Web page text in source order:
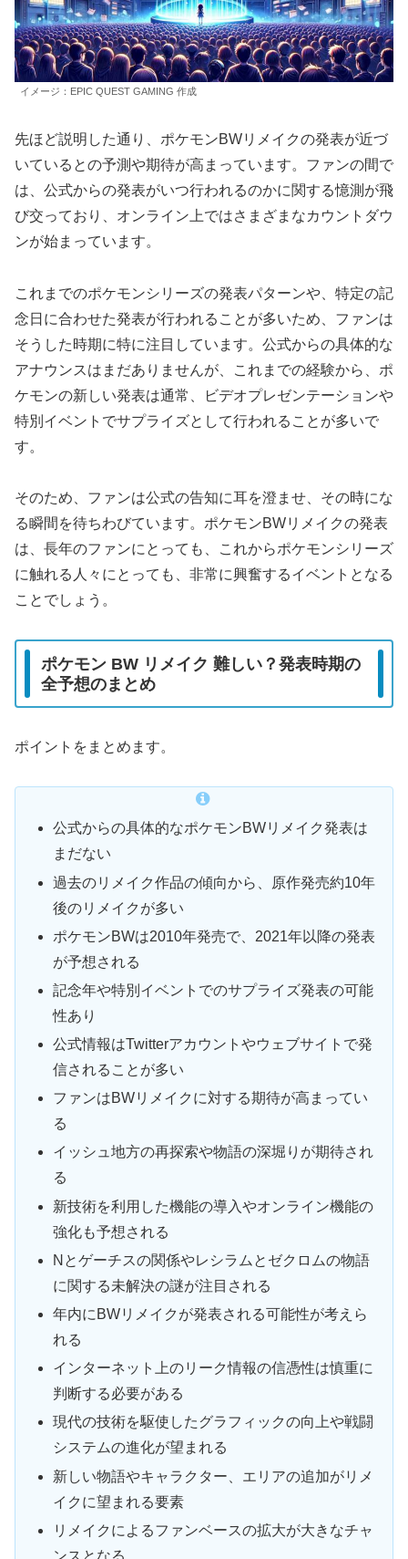
イメージ：EPIC QUEST GAMING 作成
先ほど説明した通り、ポケモンBWリメイクの発表が近づ
いているとの予測や期待が高まっています。ファンの間で
は、公式からの発表がいつ行われるのかに関する憶測が飛
び交っており、オンライン上ではさまざまなカウントダウ
ンが始まっています。
これまでのポケモンシリーズの発表パターンや、特定の記
念日に合わせた発表が行われることが多いため、ファンは
そうした時期に特に注目しています。公式からの具体的な
アナウンスはまだありませんが、これまでの経験から、ポ
ケモンの新しい発表は通常、ビデオプレゼンテーションや
特別イベントでサプライズとして行われることが多いで
す。
そのため、ファンは公式の告知に耳を澄ませ、その時にな
る瞬間を待ちわびています。ポケモンBWリメイクの発表
は、長年のファンにとっても、これからポケモンシリーズ
に触れる人々にとっても、非常に興奮するイベントとなる
ことでしょう。
ポケモン BW リメイク 難しい？発表時期の
全予想のまとめ
ポイントをまとめます。
公式からの具体的なポケモンBWリメイク発表は
まだない
過去のリメイク作品の傾向から、原作発売約10年
後のリメイクが多い
ポケモンBWは2010年発売で、2021年以降の発表
が予想される
記念年や特別イベントでのサプライズ発表の可能
性あり
公式情報はTwitterアカウントやウェブサイトで発
信されることが多い
ファンはBWリメイクに対する期待が高まってい
る
イッシュ地方の再探索や物語の深堀りが期待され
る
新技術を利用した機能の導入やオンライン機能の
強化も予想される
Nとゲーチスの関係やレシラムとゼクロムの物語
に関する未解決の謎が注目される
年内にBWリメイクが発表される可能性が考えら
れる
インターネット上のリーク情報の信憑性は慎重に
判断する必要がある
現代の技術を駆使したグラフィックの向上や戦闘
システムの進化が望まれる
新しい物語やキャラクター、エリアの追加がリメ
イクに望まれる要素
リメイクによるファンベースの拡大が大きなチャ
ンスとなる